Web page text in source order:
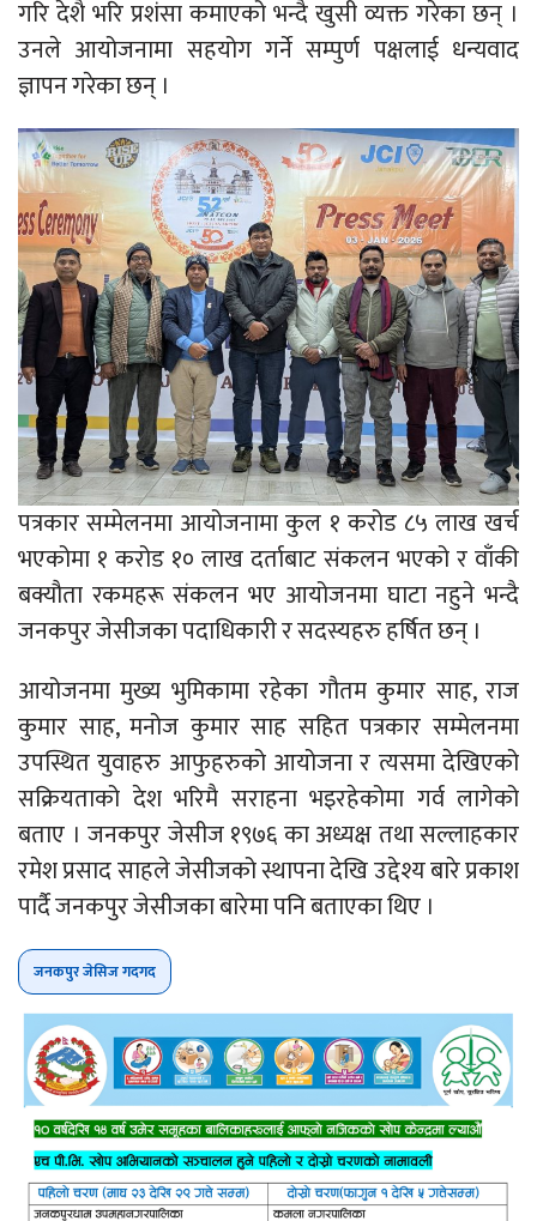
गरि देशै भरि प्रशंसा कमाएको भन्दै खुसी व्यक्त गरेका छन् ।
उनले आयोजनामा सहयोग गर्ने सम्पुर्ण पक्षलाई धन्यवाद
ज्ञापन गरेका छन् ।
पत्रकार सम्मेलनमा आयोजनामा कुल १ करोड ८५ लाख खर्च
भएकोमा १ करोड १० लाख दर्ताबाट संकलन भएको र वाँकी
बक्यौता रकमहरू संकलन भए आयोजनमा घाटा नहुने भन्दै
जनकपुर जेसीजका पदाधिकारी र सदस्यहरु हर्षित छन् ।
आयोजनमा मुख्य भुमिकामा रहेका गौतम कुमार साह, राज
कुमार साह, मनोज कुमार साह सहित पत्रकार सम्मेलनमा
उपस्थित युवाहरु आफुहरुको आयोजना र त्यसमा देखिएको
सक्रियताको देश भरिमै सराहना भइरहेकोमा गर्व लागेको
बताए । जनकपुर जेसीज १९७६ का अध्यक्ष तथा सल्लाहकार
रमेश प्रसाद साहले जेसीजको स्थापना देखि उद्देश्य बारे प्रकाश
पार्दै जनकपुर जेसीजका बारेमा पनि बताएका थिए ।
जनकपुर जेसिज गदगद